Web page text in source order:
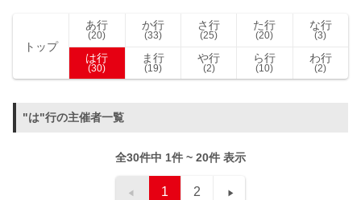
トップ
あ行
(20)
か行
(33)
さ行
(25)
た行
(20)
な行
(3)
は行
(30)
ま行
(19)
や行
(2)
ら行
(10)
わ行
(2)
"は"行の主催者一覧
全30件中 1件 ~ 20件 表示
1 2